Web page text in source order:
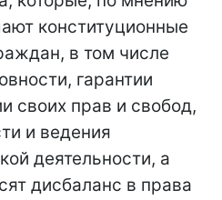
конституционные
в том числе
гарантии
своих прав и свобод,
и ведения
деятельности, а
дисбаланс в права